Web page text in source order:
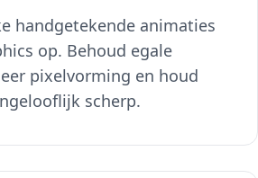
handgetekende animaties
op. Behoud egale
pixelvorming en houd
scherp.